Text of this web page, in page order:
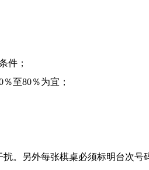
件；
至80％为宜；
。另外每张棋桌必须标明台次号